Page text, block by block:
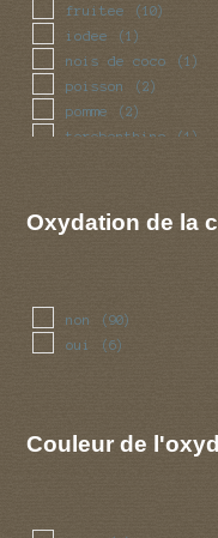
fruitee (10)
iodee (1)
nois de coco (1)
poisson (2)
pomme (2)
terebenthine (1)
Oxydation de la
non (90)
oui (6)
Couleur de